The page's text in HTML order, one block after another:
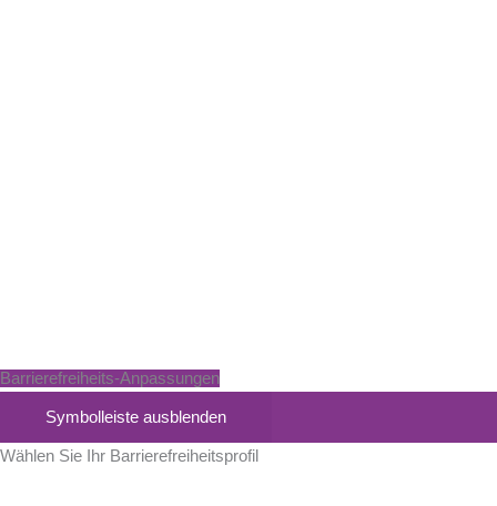
Barrierefreiheits-Anpassungen
Symbolleiste ausblenden
Wählen Sie Ihr Barrierefreiheitsprofil